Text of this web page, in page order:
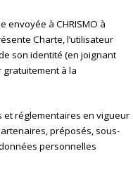
envoyée à CHRISMO à
Charte, l’utilisateur
son identité (en joignant
gratuitement à la
et réglementaires en vigueur
préposés, sous-
personnelles